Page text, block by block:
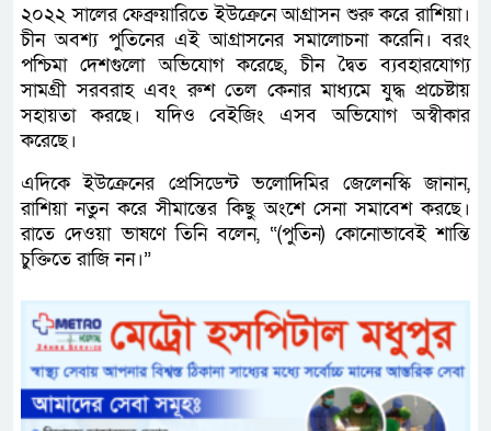
২০২২ সালের ফেব্রুয়ারিতে ইউক্রেনে আগ্রাসন শুরু করে রাশিয়া।
চীন অবশ্য পুতিনের এই আগ্রাসনের সমালোচনা করেনি। বরং
পশ্চিমা দেশগুলো অভিযোগ করেছে, চীন দ্বৈত ব্যবহারযোগ্য
সামগ্রী সরবরাহ এবং রুশ তেল কেনার মাধ্যমে যুদ্ধ প্রচেষ্টায়
সহায়তা করছে। যদিও বেইজিং এসব অভিযোগ অস্বীকার
করেছে।
এদিকে ইউক্রেনের প্রেসিডেন্ট ভলোদিমির জেলেনস্কি জানান,
রাশিয়া নতুন করে সীমান্তের কিছু অংশে সেনা সমাবেশ করছে।
রাতে দেওয়া ভাষণে তিনি বলেন, “(পুতিন) কোনোভাবেই শান্তি
চুক্তিতে রাজি নন।”